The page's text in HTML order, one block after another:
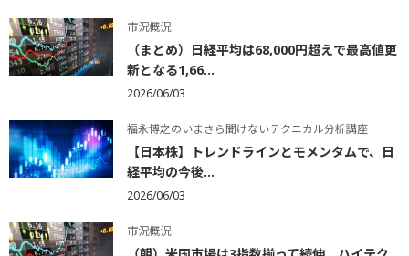
市況概況
（まとめ）日経平均は68,000円超えで最高値更
新となる1,66...
2026/06/03
福永博之のいまさら聞けないテクニカル分析講座
【日本株】トレンドラインとモメンタムで、日
経平均の今後...
2026/06/03
市況概況